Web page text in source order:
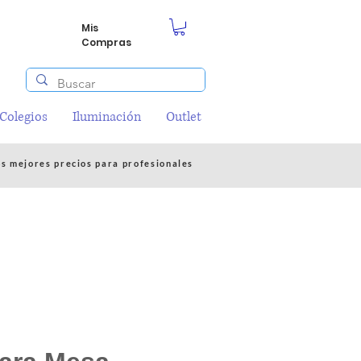
Mis
Compras
Iluminación Outlet
mejores precios para profesionales